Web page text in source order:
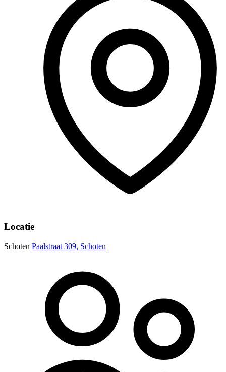
Locatie
Schoten Paalstraat 309, Schoten